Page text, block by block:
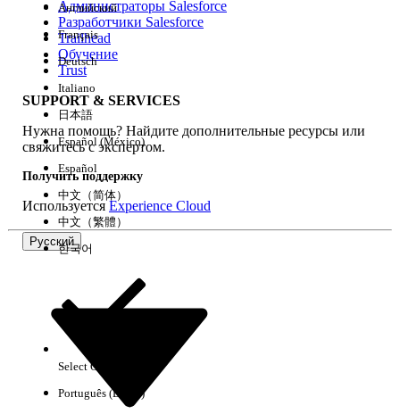
Возможности
Очистить все Готово
Результаты отсутствуют
Администраторы Salesforce
Разработчики Salesforce
Trailhead
Обучение
Trust
SUPPORT & SERVICES
Нужна помощь? Найдите дополнительные ресурсы или
свяжитесь с экспертом.
Получить поддержку
ИспользуетсяExperience Cloud
Русский
Английский
Français
Deutsch
Italiano
日本語
Español (México)
Español
中文（简体）
中文（繁體）
한국어
Select Org
Português (Brasil)